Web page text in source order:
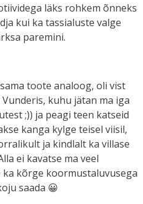
läks rohkem õnneks
kui ka tassialuste valge
paremini.
toote analoog, oli vist
kuhu jätan ma iga
;)) ja peagi teen katseid
kanga kylge teisel viisil,
ja kindlalt ka villase
ei kavatse ma veel
ka kõrge koormustaluvusega
saada 😀